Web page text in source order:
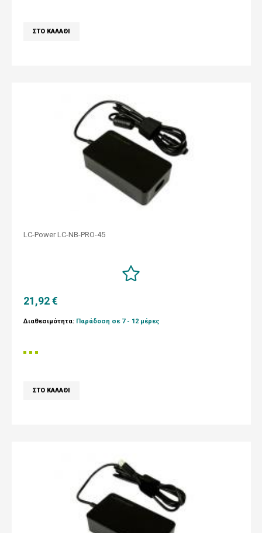
LC-Power LC-NB-PRO-45
21,92 €
Διαθεσιμότητα: Παράδοση σε 7 - 12 μέρες